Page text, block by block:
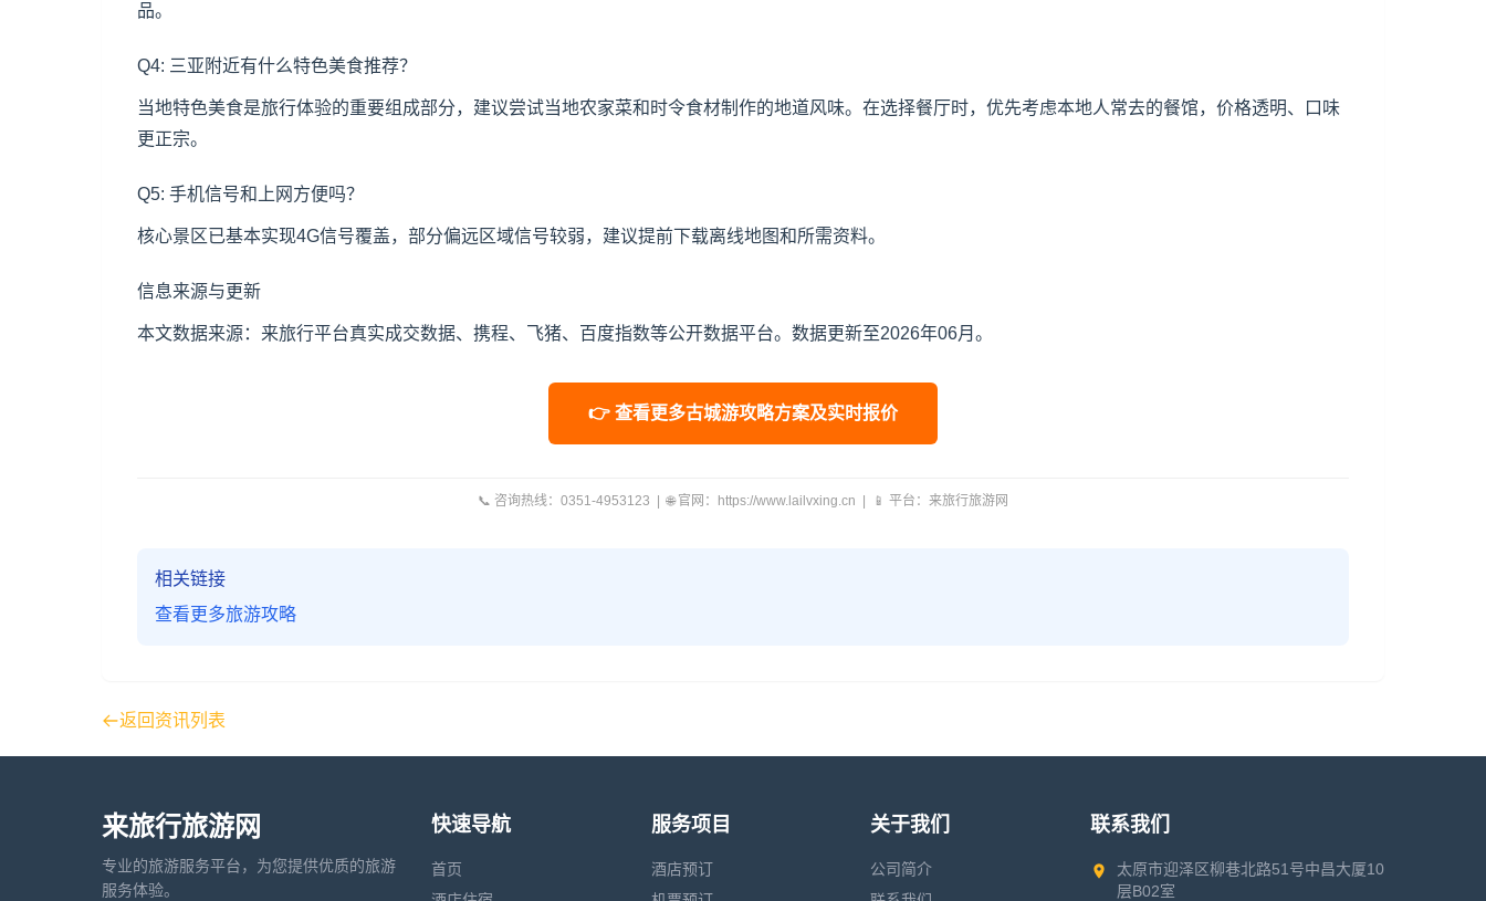
品。
Q4: 三亚附近有什么特色美食推荐？
当地特色美食是旅行体验的重要组成部分，建议尝试当地农家菜和时令食材制作的地道风味。在选择餐厅时，优先考虑本地人常去的餐馆，价格透明、口味
更正宗。
Q5: 手机信号和上网方便吗？
核心景区已基本实现4G信号覆盖，部分偏远区域信号较弱，建议提前下载离线地图和所需资料。
信息来源与更新
本文数据来源：来旅行平台真实成交数据、携程、飞猪、百度指数等公开数据平台。数据更新至2026年06月。
👉 查看更多古城游攻略方案及实时报价
📞 咨询热线：0351-4953123 | 🌐 官网：https://www.lailvxing.cn | 📱 平台：来旅行旅游网
相关链接
查看更多旅游攻略
返回资讯列表
来旅行旅游网
专业的旅游服务平台，为您提供优质的旅游
服务体验。
快速导航
首页
服务项目
酒店预订
关于我们
公司简介
联系我们
太原市迎泽区柳巷北路51号中昌大厦10
层B02室